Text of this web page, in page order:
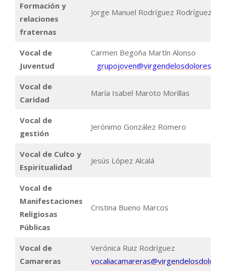
Formación y
relaciones
fraternas
Jorge Manuel Rodríguez Rodríguez
Vocal de
Juventud
Carmen Begoña Martín Alonso
grupojoven@virgendelosdolores.org
Vocal de
Caridad
María Isabel Maroto Morillas
Vocal de
gestión
Jerónimo González Romero
Vocal de Culto y
Espiritualidad
Jesús López Alcalá
Vocal de
Manifestaciones
Religiosas
Públicas
Cristina Bueno Marcos
Vocal de
Camareras
Verónica Ruiz Rodríguez